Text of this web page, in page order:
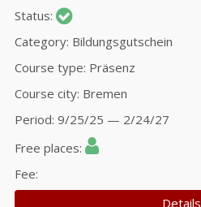
Status
Category Bildungsgutschein
Course type Präsenz
Course city Bremen
Period 9/25/25 — 2/24/27
Free places
Fee
Details